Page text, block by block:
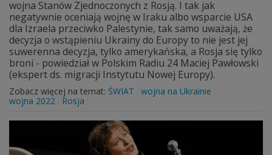
wojna Stanów Zjednoczonych z Rosją. I tak jak
negatywnie oceniają wojnę w Iraku albo wsparcie USA
dla Izraela przeciwko Palestynie, tak samo uważają, że
decyzja o wstąpieniu Ukrainy do Europy to nie jest jej
suwerenna decyzja, tylko amerykańska, a Rosja się tylko
broni - powiedział w Polskim Radiu 24 Maciej Pawłowski
(ekspert ds. migracji Instytutu Nowej Europy).
Zobacz więcej na temat: ŚWIAT
wojna na Ukrainie
wojna 2022
Rosja